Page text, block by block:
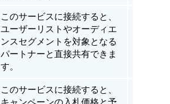
このサービスに接続すると、
ユーザーリストやオーディエ
ンスセグメントを対象となる
パートナーと直接共有できま
す。
このサービスに接続すると、